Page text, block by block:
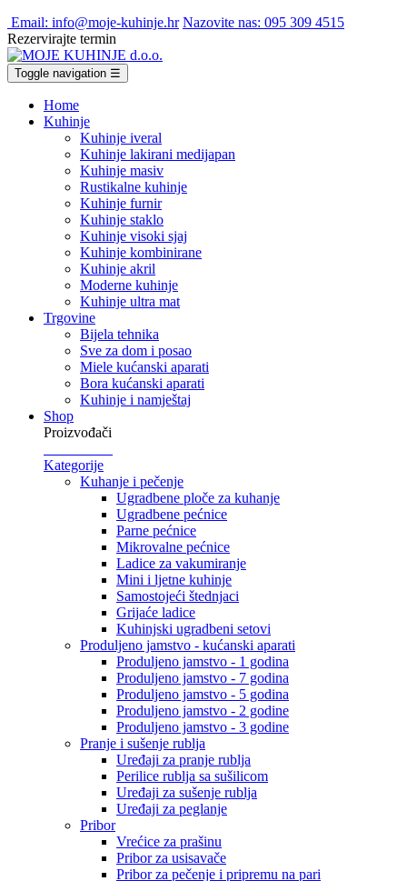
Email: info@moje-kuhinje.hr Nazovite nas: 095 309 4515
Rezervirajte termin
Toggle navigation ☰
Home
Kuhinje
Kuhinje iveral
Kuhinje lakirani medijapan
Kuhinje masiv
Rustikalne kuhinje
Kuhinje furnir
Kuhinje staklo
Kuhinje visoki sjaj
Kuhinje kombinirane
Kuhinje akril
Moderne kuhinje
Kuhinje ultra mat
Trgovine
Bijela tehnika
Sve za dom i posao
Miele kućanski aparati
Bora kućanski aparati
Kuhinje i namještaj
Shop
Proizvođači
Kategorije
Kuhanje i pečenje
Ugradbene ploče za kuhanje
Ugradbene pećnice
Parne pećnice
Mikrovalne pećnice
Ladice za vakumiranje
Mini i ljetne kuhinje
Samostojeći štednjaci
Grijaće ladice
Kuhinjski ugradbeni setovi
Produljeno jamstvo - kućanski aparati
Produljeno jamstvo - 1 godina
Produljeno jamstvo - 7 godina
Produljeno jamstvo - 5 godina
Produljeno jamstvo - 2 godine
Produljeno jamstvo - 3 godine
Pranje i sušenje rublja
Uređaji za pranje rublja
Perilice rublja sa sušilicom
Uređaji za sušenje rublja
Uređaji za peglanje
Pribor
Vrećice za prašinu
Pribor za usisavače
Pribor za pečenje i pripremu na pari